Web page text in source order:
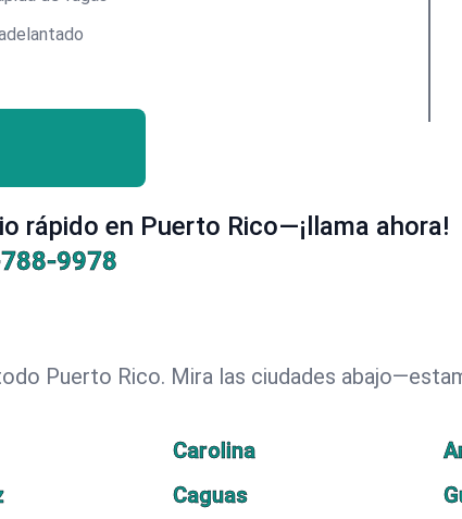
rápido en Puerto Rico—¡llama ahora!
9978
Puerto Rico. Mira las ciudades
Carolina
Caguas